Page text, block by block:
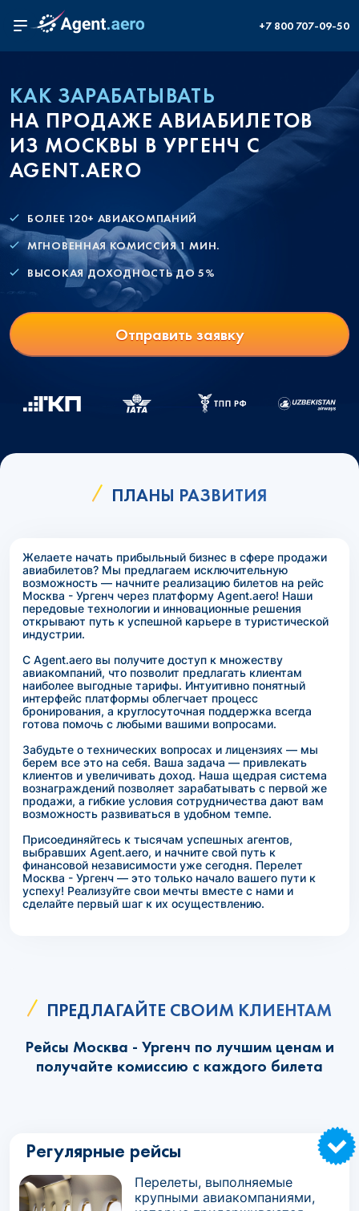
+7 800 707-09-50
КАК ЗАРАБАТЫВАТЬ
НА ПРОДАЖЕ АВИАБИЛЕТОВ
ИЗ МОСКВЫ В УРГЕНЧ С
AGENT.AERO
БОЛЕЕ 120+ АВИАКОМПАНИЙ
МГНОВЕННАЯ КОМИССИЯ 1 МИН.
ВЫСОКАЯ ДОХОДНОСТЬ ДО 5%
Отправить заявку
ПЛАНЫ РАЗВИТИЯ
Желаете начать прибыльный бизнес в сфере продажи
авиабилетов? Мы предлагаем исключительную
возможность — начните реализацию билетов на рейс
Москва - Ургенч через платформу Agent.aero! Наши
передовые технологии и инновационные решения
открывают путь к успешной карьере в туристической
индустрии.
С Agent.aero вы получите доступ к множеству
авиакомпаний, что позволит предлагать клиентам
наиболее выгодные тарифы. Интуитивно понятный
интерфейс платформы облегчает процесс
бронирования, а круглосуточная поддержка всегда
готова помочь с любыми вашими вопросами.
Забудьте о технических вопросах и лицензиях — мы
берем все это на себя. Ваша задача — привлекать
клиентов и увеличивать доход. Наша щедрая система
вознаграждений позволяет зарабатывать с первой же
продажи, а гибкие условия сотрудничества дают вам
возможность развиваться в удобном темпе.
Присоединяйтесь к тысячам успешных агентов,
выбравших Agent.aero, и начните свой путь к
финансовой независимости уже сегодня. Перелет
Москва - Ургенч — это только начало вашего пути к
успеху! Реализуйте свои мечты вместе с нами и
сделайте первый шаг к их осуществлению.
ПРЕДЛАГАЙТЕ СВОИМ КЛИЕНТАМ
Рейсы Москва - Ургенч по лучшим ценам и
получайте комиссию с каждого билета
Регулярные рейсы
Перелеты, выполняемые
крупными авиакомпаниями,